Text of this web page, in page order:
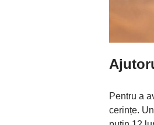
Pentru a
cerințe.